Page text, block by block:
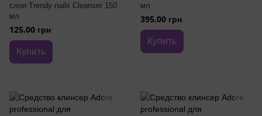
слоя Trendy nails Cleanser 150
мл
125.00 грн
Купить
мл
395.00 грн
Купить